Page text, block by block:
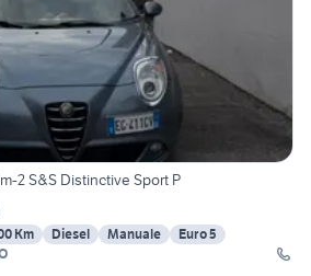
2 S&S Distinctive Sport P
Km Diesel Manuale
Euro 5